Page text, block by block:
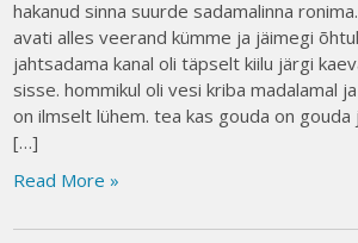
hakanud sinna suurde sadamalinna
avati alles veerand kümme ja jäimegi
jahtsadama kanal oli täpselt kiilu järgi
sisse. hommikul oli vesi kriba madalamal
on ilmselt lühem. tea kas gouda on
[…]
Read More »